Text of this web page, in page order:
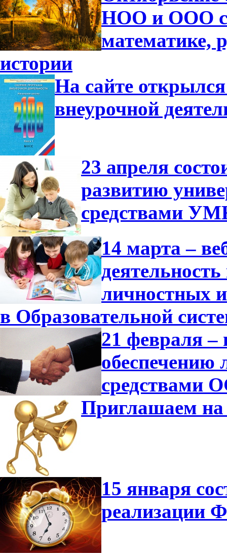
НОО и ООО
математике,
истории
На сайте
внеурочной
23 апреля
развитию
средствами
14 марта –
личностных
в Образовательной
21 февраля
обеспечению
средствами
Приглашаем на
15 января
реализации